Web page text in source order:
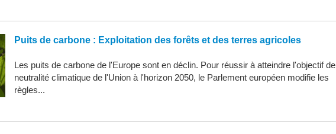
Puits de carbone : Exploitation des forêts et des terres agricoles
Les puits de carbone de l'Europe sont en déclin. Pour réussir à atteindre l'objectif de
neutralité climatique de l'Union à l'horizon 2050, le Parlement européen modifie les
règles...